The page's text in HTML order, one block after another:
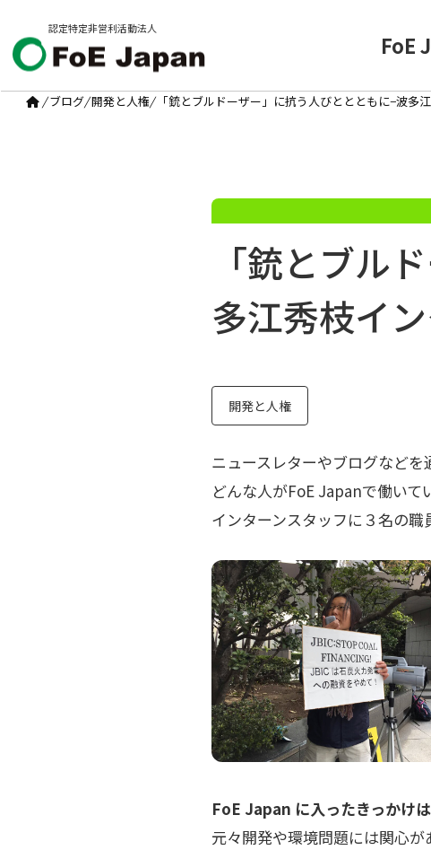
認定特定非営利活動法人
FoE
/ ブログ/開発と人権/ 「銃とブルドーザー」に抗う人びととともに−波多
「銃とブル
多江秀枝イ
開発と人権
ニュースレターやブログなどを
どんな人がFoE Japanで働いて
インターンスタッフに３名の職
FoE Japan に入ったきっかけ
元々開発や環境問題には関心